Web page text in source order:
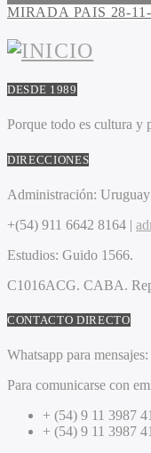
MIRADA PAIS 28-
DESDE 1989
Porque todo es cultura y
DIRECCIONES
Administración: Uruguay
+(54) 911 6642 8164 |
Estudios: Guido 1566.
C1016ACG. CABA.
CONTACTO DIRECTO
Whatsapp para mensajes:
Para comunicarse con
+ (54) 9 11 3987
+ (54) 9 11 3987